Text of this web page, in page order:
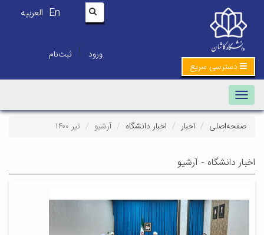
En العربیه
ورود | ثبت‌نام
دسترسی سریع
Toggle navigation
صفحه‌اصلی اخبار اخبار دانشگاه آرشیو تیر ۱۴۰۰
اخبار دانشگاه - آرشیو